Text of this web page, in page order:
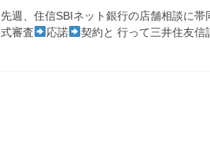
先週、住信SBIネット銀行の店舗相談に
式審査
応諾 契約と 行って三井住友